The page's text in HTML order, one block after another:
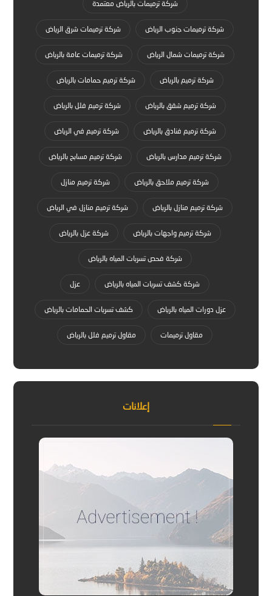
شركة ترميمات بالرياض معتمدة
شركة ترميمات جنوب الرياض شركة ترميمات شرق الرياض
شركة ترميمات شمال الرياض شركة ترميمات عامة بالرياض
شركة ترميم بالرياض شركة ترميم حمامات بالرياض
شركة ترميم شقق بالرياض شركة ترميم فلل بالرياض
شركة ترميم فنادق بالرياض شركة ترميم في الرياض
شركة ترميم مدارس بالرياض شركة ترميم مسابح بالرياض
شركة ترميم ملاحق بالرياض شركة ترميم منازل
شركة ترميم منازل بالرياض شركة ترميم منازل في الرياض
شركة ترميم واجهات بالرياض شركة عزل بالرياض
شركة فحص تسربات المياه بالرياض
شركة كشف تسربات المياه بالرياض عزل
عزل دورات المياه بالرياض كشف تسربات الحمامات بالرياض
مقاول ترميمات مقاول ترميم فلل بالرياض
إعلانات